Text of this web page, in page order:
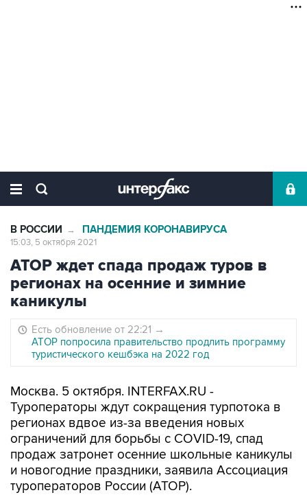
В РОССИИ → ПАНДЕМИЯ КОРОНАВИРУСА
15:03, 5 октября 2021
АТОР ждет спада продаж туров в
регионах на осенние и зимние
каникулы
Есть обновление от 22:21 →
АТОР попросила правительство продлить программу
туристического кешбэка на 2022 год
Москва. 5 октября. INTERFAX.RU -
Туроператоры ждут сокращения турпотока в
регионах вдвое из-за введения новых
ограничений для борьбы с COVID-19, спад
продаж затронет осенние школьные каникулы
и новогодние праздники, заявила Ассоциация
туроператоров России (АТОР).